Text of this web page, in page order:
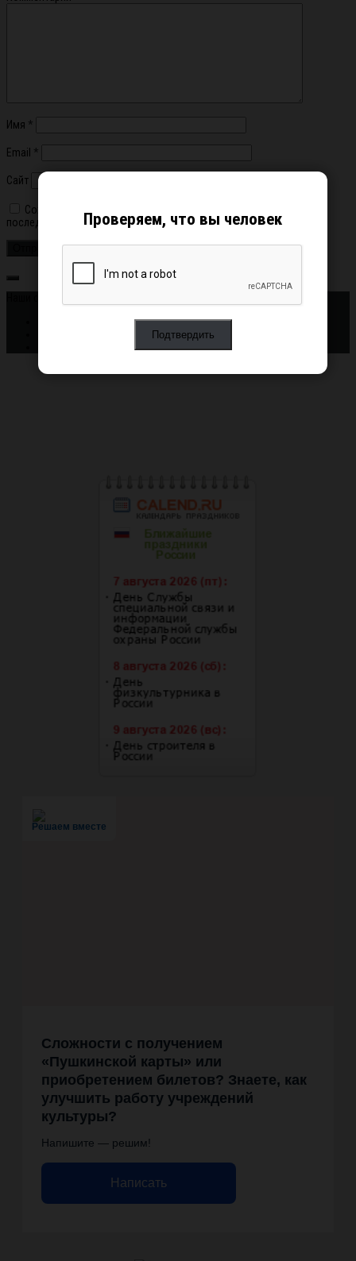
Имя *
Email *
Сайт
Сохранить моё имя, email и адрес сайта в этом браузере для
последующих моих комментариев.
Решаем вместе
Сложности с получением
«Пушкинской карты» или
приобретением билетов? Знаете, как
улучшить работу учреждений
культуры?
Напишите — решим!
Написать
Проверяем, что вы человек